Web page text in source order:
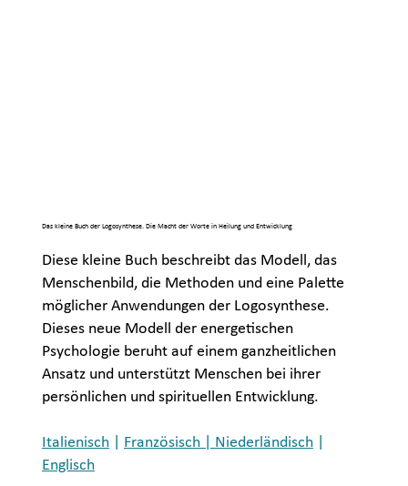
Das kleine Buch der Logosynthese. Die Macht der Worte in Heilung und Entwicklung
Diese kleine Buch beschreibt das Modell, das
Menschenbild, die Methoden und eine Palette
möglicher Anwendungen der Logosynthese.
Dieses neue Modell der energetischen
Psychologie beruht auf einem ganzheitlichen
Ansatz und unterstützt Menschen bei ihrer
persönlichen und spirituellen Entwicklung.
Italienisch| Französisch | Niederländisch|
Englisch